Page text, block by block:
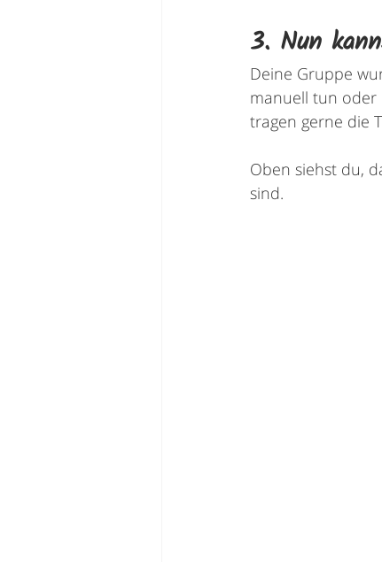
3. Nun
Deine Gruppe
manuell tun oder
tragen gerne die
Oben siehst du,
sind.